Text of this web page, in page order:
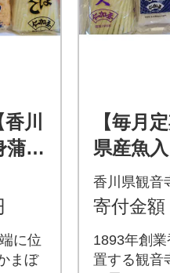
川
蒲
詰
に位
まぼ
【毎月
県産魚
鉾】仁
合せセ
香川県観音
寄付金額
1893年創
置する観音